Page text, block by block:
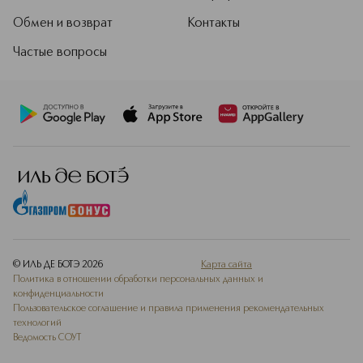
Обмен и возврат
Частые вопросы
Контакты
© ИЛЬ ДЕ БОТЭ 2026
Карта сайта
Политика в отношении обработки персональных данных и
конфиденциальности
Пользовательское соглашение и правила применения рекомендательных
технологий
Ведомость СОУТ